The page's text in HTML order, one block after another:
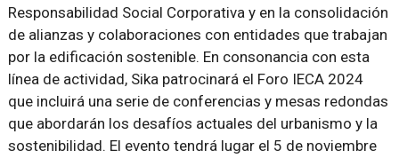
Responsabilidad Social Corporativa y en la consolidación
de alianzas y colaboraciones con entidades que trabajan
por la edificación sostenible. En consonancia con esta
línea de actividad, Sika patrocinará el Foro IECA 2024
que incluirá una serie de conferencias y mesas redondas
que abordarán los desafíos actuales del urbanismo y la
sostenibilidad. El evento tendrá lugar el 5 de noviembre